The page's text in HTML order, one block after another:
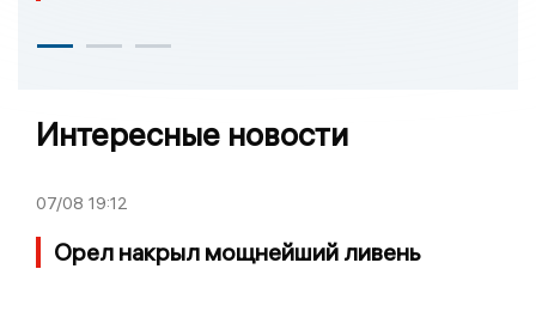
Интересные новости
07/08 19:12
Орел накрыл мощнейший ливень